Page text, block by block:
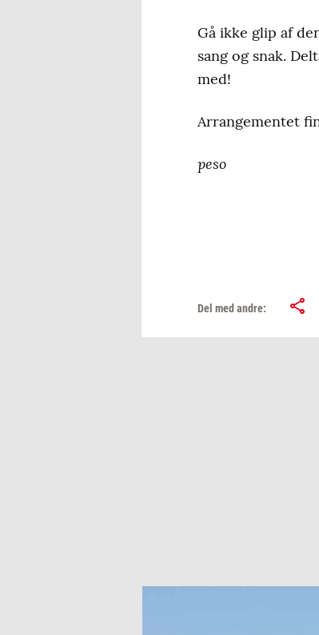
Gå ikke glip af
sang og snak.
med!
Arrangementet
peso
Del med andre: